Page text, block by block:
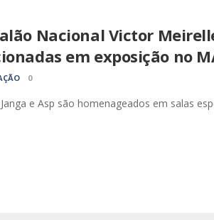
Nacional Victor
em exposição no
0
e Asp são homenageados em salas